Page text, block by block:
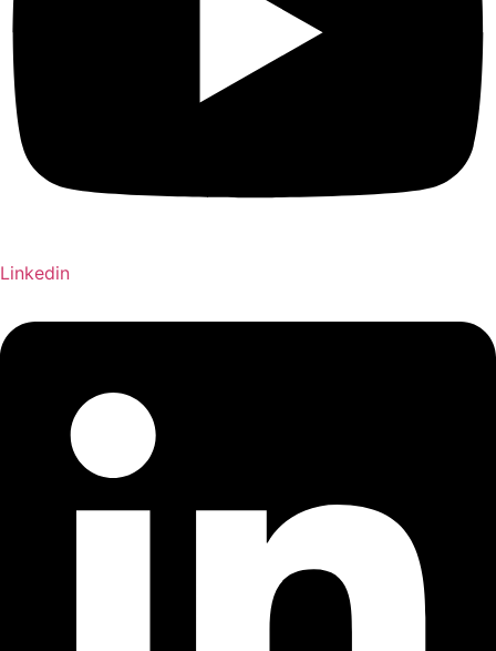
Linkedin